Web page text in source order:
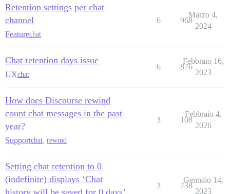
Retention settings per chat
channel
Featurechat
6 968
Marzo 4,
2024
Chat retention days issue
UXchat
6 876
Febbraio 16,
2023
How does Discourse rewind
count chat messages in the past
year?
Supportchat, rewind
3 108
Febbraio 4,
2026
Setting chat retention to 0
(indefinite) displays ‘Chat
history will be saved for 0 days’
3 738
Gennaio 14,
2023